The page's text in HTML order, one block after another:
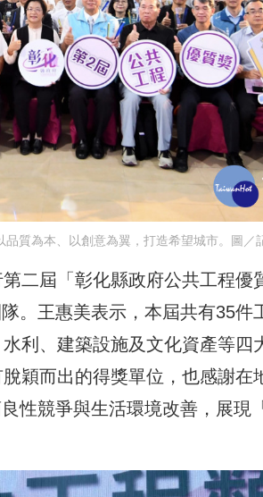
質為本、以創意為翼，打造希望城市。圖／
二屆「彰化縣政府公共工程優
。王惠美表示，本屆共有35件
利、建築設施及文化資產等四
穎而出的得獎單位，也感謝在
性競爭與生活環境改善，展現